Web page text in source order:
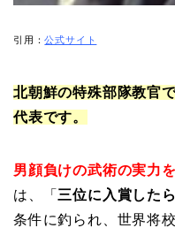
引用：公式サイト
北朝鮮の特殊部隊教官
代表です。
男顔負けの武術の実力
は、「 三位に入賞した
条件に釣られ、世界将